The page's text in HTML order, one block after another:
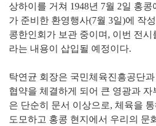
상하이를 거쳐 1948년 7월 2일 홍
가 준비한 환영행사(7월 3일)에 작
콩한인회가 보관 중이며, 이번 전시
라는 내용이 삽입될 예정이다.
탁연균 회장은 국민체육진흥공단
협약을 체결하게 되어 큰 영광과
은 단순히 문서 이상으로, 체육을
도모하고 홍콩 현지에서 우리의 문